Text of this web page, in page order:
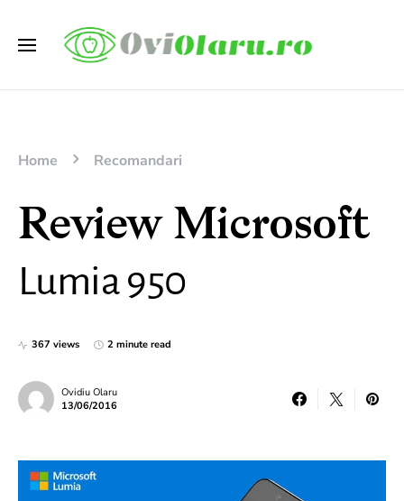
Home Recomandari
Review Microsoft
Lumia 950
367 views 2 minute read
Ovidiu Olaru
13/06/2016